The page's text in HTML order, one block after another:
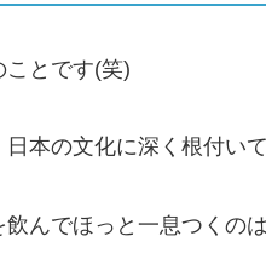
ことです(笑)
本の文化に深く根付いて
んでほっと一息つくの